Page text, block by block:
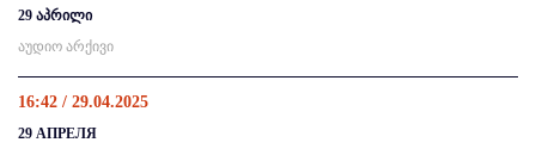
29 აპრილი
აუდიო არქივი
16:42 / 29.04.2025
29 АПРЕЛЯ